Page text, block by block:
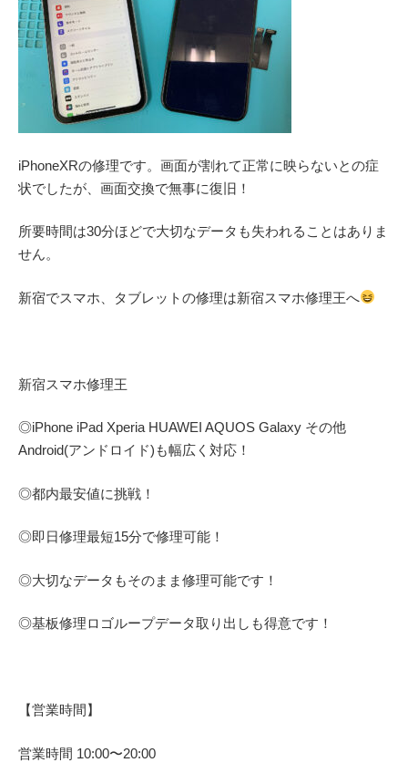
iPhoneXRの修理です。画面が割れて正常に映らないとの症
状でしたが、画面交換で無事に復旧！
所要時間は30分ほどで大切なデータも失われることはありま
せん。
新宿でスマホ、タブレットの修理は新宿スマホ修理王へ
新宿スマホ修理王
◎iPhone iPad Xperia HUAWEI AQUOS Galaxy その他
Android(アンドロイド) も幅広く対応！
◎都内最安値に挑戦！
◎即日修理最短15分で修理可能！
◎大切なデータもそのまま修理可能です！
◎基板修理ロゴループデータ取り出しも得意です！
【営業時間】
営業時間 10:00〜20:00